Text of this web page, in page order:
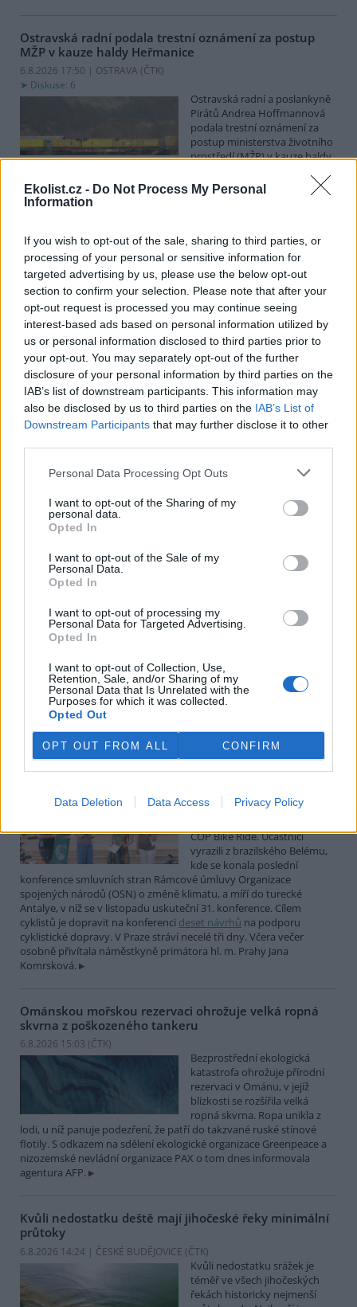
Ekolist.cz - Do Not Process My Personal
Information
If you wish to opt-out of the sale, sharing to third parties, or
processing of your personal or sensitive information for
targeted advertising by us, please use the below opt-out
section to confirm your selection. Please note that after your
opt-out request is processed you may continue seeing
interest-based ads based on personal information utilized by
us or personal information disclosed to third parties prior to
your opt-out. You may separately opt-out of the further
disclosure of your personal information by third parties on the
IAB’s list of downstream participants. This information may
also be disclosed by us to third parties on the IAB’s List of
Downstream Participants that may further disclose it to other
Personal Data Processing Opt Outs
I want to opt-out of the Sharing of my
personal data.
Opted In
I want to opt-out of the Sale of my
Personal Data.
Opted In
I want to opt-out of processing my
Personal Data for Targeted Advertising.
Opted In
I want to opt-out of Collection, Use,
Retention, Sale, and/or Sharing of my
Personal Data that Is Unrelated with the
Purposes for which it was collected.
Opted Out
OPT OUT FROM ALL CONFIRM
Data Deletion Data Access Privacy Policy
Ostravská radní podala trestní oznámení za postup
MŽP v kauze haldy Heřmanice
6.8.2026 17:50 | OSTRAVA (ČTK)
Diskuse: 6
Ostravská radní a poslankyně
Pirátů Andrea Hoffmannová
podala trestní oznámení za
postup ministerstva životního
prostředí (MŽP) v kauze haldy
pirátská strana. Požaduje, aby policie prověřila okolnosti odebrání
případu České inspekci životního prostředí (ČIŽP) a zastavení řízení.
dalším osobám, jejichž účast na popsaném postupu může být
zjištěna prověřováním. Stanovisko MŽP a ČIŽP ČTK shání.
Ředitelé odborů i mluvčí se z ČIŽP rozhodli odejít z
vlastní vůle, řekl Straka
ČTK )
Diskuse: 1
Ředitel odboru vnitřních
služeb Matěj Mrlina, vedoucí
služebního úřadu Oldřich
Jarolím a tisková mluvčí Miriam
Loužecká končí na České
inspekci životního prostředí (ČIŽP) z vlastní iniciativy. Na dotaz ČTK
to napsal nový ředitel inspekce Pavel Straka (za Motoristy). O jejich
Podle něj tak končí dva z pěti ředitelů odborů na ČIŽP.
Veterináři v horku ošetřují více zvířat, ohrožení jsou psi
se zploštělým čumákem
6.8.2026 15:15 (ČTK)
Veterináři v současných
podle nich patří plemena psů s
krátkou lebkou a zploštělým
čumákem, jako jsou například mopsi nebo buldočci, starší jedinci a
vyhledávají veterinární ošetření nejčastěji kvůli přehřátí organismu,
dehydrataci nebo kolapsu. ČTK to sdělila viceprezidentka Komory
veterinárních lékařů ČR Kateřina Valdhans.
Do Prahy dorazili jezdci cyklistické štafety, míří na
konferenci o klimatu
Do Prahy dnes dorazili jezdci
COP Bike Ride. Účastníci
vyrazili z brazilského Belému,
kde se konala poslední
konference smluvních stran Rámcové úmluvy Organizace
spojených národů (OSN) o změně klimatu, a míří do turecké
Antalye, v níž se v listopadu uskuteční 31. konference. Cílem
cyklistů je dopravit na konferenci deset návrhů na podporu
cyklistické dopravy. V Praze stráví necelé tři dny. Včera večer
osobně přivítala náměstkyně primátora hl. m. Prahy Jana
Komrsková.
Ománskou mořskou rezervaci ohrožuje velká ropná
skvrna z poškozeného tankeru
6.8.2026 15:03 (ČTK)
Bezprostřední ekologická
katastrofa ohrožuje přírodní
rezervaci v Ománu, v jejíž
blízkosti se rozšířila velká
ropná skvrna. Ropa unikla z
lodi, u níž panuje podezření, že patří do takzvané ruské stínové
flotily. S odkazem na sdělení ekologické organizace Greenpeace a
nizozemské nevládní organizace PAX o tom dnes informovala
agentura AFP.
Kvůli nedostatku deště mají jihočeské řeky minimální
průtoky
6.8.2026 14:24 | ČESKÉ BUDĚJOVICE (ČTK)
Kvůli nedostatku srážek je
téměř ve všech jihočeských
řekách historicky nejmenší